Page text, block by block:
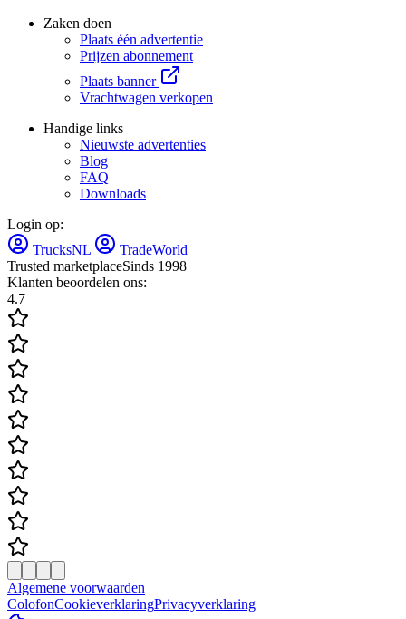
Zaken doen
Plaats één advertentie
Prijzen abonnement
Plaats banner
Vrachtwagen verkopen
Handige links
Nieuwste advertenties
Blog
FAQ
Downloads
Login op:
TrucksNL
TradeWorld
Trusted marketplaceSinds 1998
Klanten beoordelen ons:
4.7
Algemene voorwaarden
ColofonCookieverklaringPrivacyverklaring